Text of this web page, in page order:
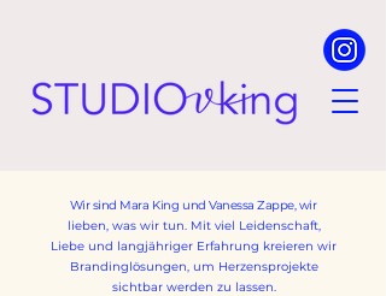
Wir sind Mara King und Vanessa Zappe, wir
lieben, was wir tun. Mit viel Leidenschaft,
Liebe und langjähriger Erfahrung kreieren wir
Brandinglösungen, um Herzensprojekte
sichtbar werden zu lassen.